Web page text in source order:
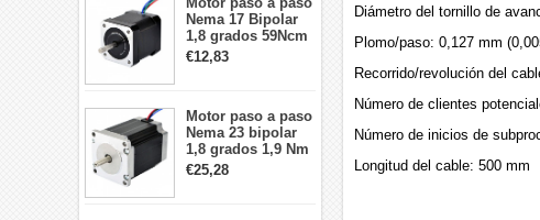
Nema 17 Bipolar
1,8 grados 59Ncm
2A 42x48mm 4
cables compatible
€12,83
Motor paso a paso
Nema 23 bipolar
1,8 grados 1,9 Nm
2,8 A 3,2 V
57x57x76mm 4
€25,28
Diámetro del tornillo de
Plomo/paso: 0,127 mm
Recorrido/revolución del
Número de clientes
Número de inicios de
Longitud del cable: 500 mm